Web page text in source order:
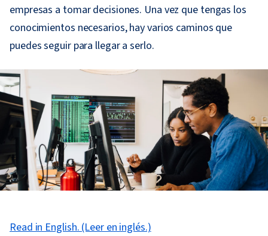
empresas a tomar decisiones. Una vez que tengas los
conocimientos necesarios, hay varios caminos que
puedes seguir para llegar a serlo.
Read in English. (Leer en inglés.)